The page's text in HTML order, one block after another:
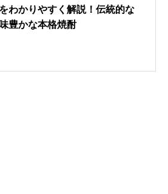
わかりやすく解説！伝統的な
豊かな本格焼酎